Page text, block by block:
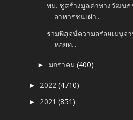
พม. ชูสร้างมูลค่าทางวัฒน
อาหารชนเผ่า...
ร่วมพิสูจน์ความอร่อยเมนูจ
หอยท...
► มกราคม(400)
► 2022(4710)
► 2021(851)